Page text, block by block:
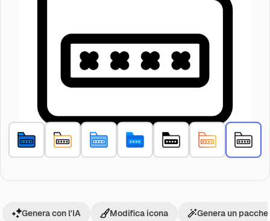
Genera con l'IA Modifica icona Genera un